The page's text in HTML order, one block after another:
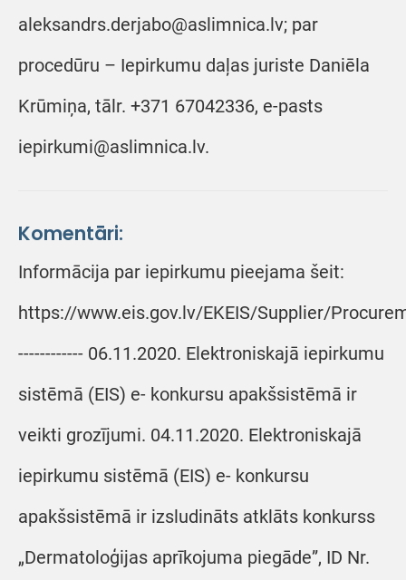
aleksandrs.derjabo@aslimnica.lv; par
procedūru – Iepirkumu daļas juriste Daniēla
Krūmiņa, tālr. +371 67042336, e-pasts
iepirkumi@aslimnica.lv.
Komentāri:
Informācija par iepirkumu pieejama šeit:
https://www.eis.gov.lv/EKEIS/Supplier/
------------ 06.11.2020. Elektroniskajā iepirkumu
sistēmā (EIS) e- konkursu apakšsistēmā ir
veikti grozījumi. 04.11.2020. Elektroniskajā
iepirkumu sistēmā (EIS) e- konkursu
apakšsistēmā ir izsludināts atklāts konkurss
„Dermatoloģijas aprīkojuma piegāde”, ID Nr.